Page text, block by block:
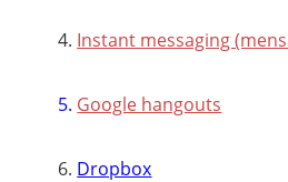
4. Instant messaging
5. Google hangouts
6. Dropbox